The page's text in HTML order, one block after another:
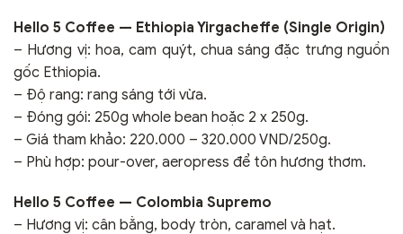
Hello 5 Coffee — Ethiopia Yirgacheffe (Single Origin)
– Hương vị: hoa, cam quýt, chua sáng đặc trưng nguồn
gốc Ethiopia.
– Độ rang: rang sáng tới vừa.
– Đóng gói: 250g whole bean hoặc 2 x 250g.
– Giá tham khảo: 220.000 – 320.000 VND/250g.
– Phù hợp: pour-over, aeropress để tôn hương thơm.
Hello 5 Coffee — Colombia Supremo
– Hương vị: cân bằng, body tròn, caramel và hạt.